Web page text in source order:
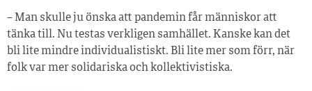
– Man skulle ju önska att pandemin får människor att
tänka till. Nu testas verkligen samhället. Kanske kan det
bli lite mindre individualistiskt. Bli lite mer som förr, när
folk var mer solidariska och kollektivistiska.